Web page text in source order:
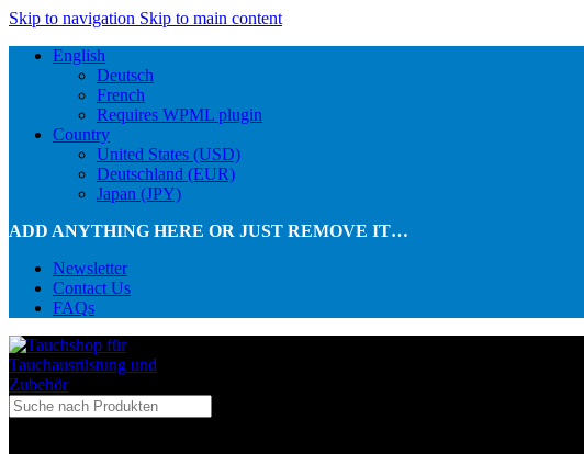
Skip to navigation Skip to main content
English
Deutsch
French
Requires WPML plugin
Country
United States (USD)
Deutschland (EUR)
Japan (JPY)
ADD ANYTHING HERE OR JUST REMOVE IT…
Newsletter
Contact Us
FAQs